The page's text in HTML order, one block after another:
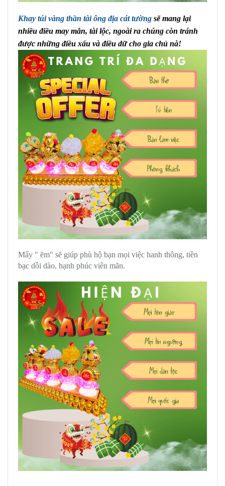
Khay túi vàng thần tài ông địa cát tường sẽ mang lại
nhiều điều may mắn, tài lộc, ngoài ra chúng còn tránh
được những điều xấu và điều dữ cho gia chủ nà!
Mấy " ẽm" sẽ giúp phù hộ bạn mọi việc hanh thông, tiền
bạc dồi dào, hạnh phúc viên mãn.